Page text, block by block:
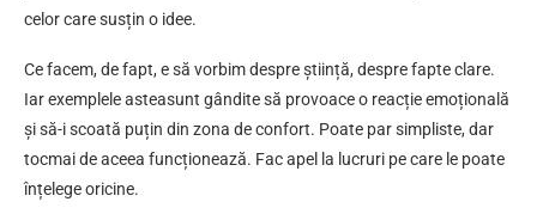
celor care susțin o idee.
Ce facem, de fapt, e să vorbim despre știință, despre fapte clare.
Iar exemplele asteasunt gândite să provoace o reacție emoțională
și să-i scoată puțin din zona de confort. Poate par simpliste, dar
tocmai de aceea funcționează. Fac apel la lucruri pe care le poate
înțelege oricine.